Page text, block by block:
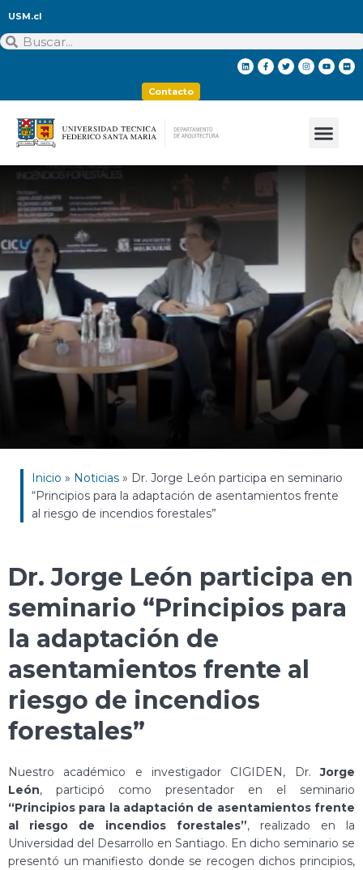
USM.cl
Contacto
Inicio » Noticias » Dr. Jorge León participa en seminario
“Principios para la adaptación de asentamientos frente
al riesgo de incendios forestales”
Dr. Jorge León participa en
seminario “Principios para
la adaptación de
asentamientos frente al
riesgo de incendios
forestales”
Nuestro académico e investigador CIGIDEN, Dr.Jorge
León, participó como presentador en el seminario
“Principios para la adaptación de asentamientos frente
al riesgo de incendios forestales”, realizado en la
Universidad del Desarrollo en Santiago. En dicho seminario se
presentó un manifiesto donde se recogen dichos principios,